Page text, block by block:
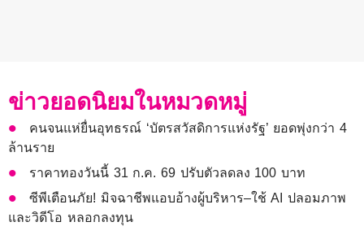
ข่าวยอดนิยมในหมวดหมู่
คนจนแห่ยื่นอุทธรณ์ ‘บัตรสวัสดิการแห่งรัฐ’ ยอดพุ่งกว่า 4
ล้านราย
ราคาทองวันนี้ 31 ก.ค. 69 ปรับตัวลดลง 100 บาท
ซีพีเตือนภัย! มิจฉาชีพแอบอ้างผู้บริหาร–ใช้ AI ปลอมภาพ
และวิดีโอ หลอกลงทุน